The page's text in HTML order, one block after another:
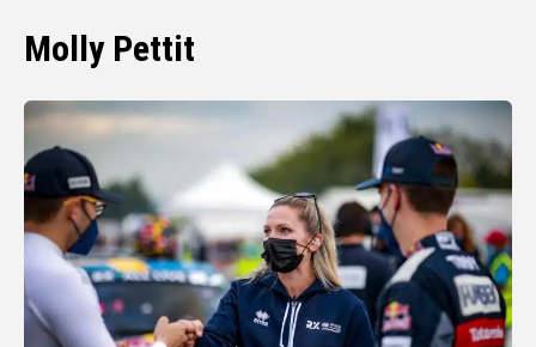
Molly Pettit